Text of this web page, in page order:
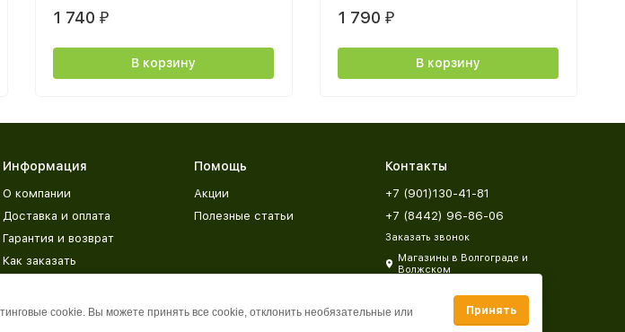
1 740 ₽
В корзину
1 790 ₽
В корзину
Информация
О компании
Доставка и оплата
Гарантия и возврат
Как заказать
База знаний
Помощь
Акции
Полезные статьи
Контакты
+7 (901)130-41-81
+7 (8442) 96-86-06
Заказать звонок
Магазины в Волгограде и
Волжском
cookie. Вы можете принять все cookie, отклонить необязательные или
Принять